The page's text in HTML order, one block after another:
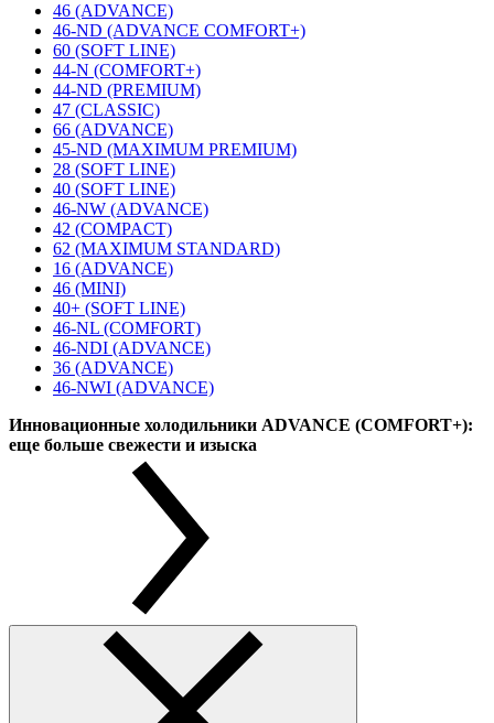
46 (ADVANCE)
46-ND (ADVANCE COMFORT+)
60 (SOFT LINE)
44-N (COMFORT+)
44-ND (PREMIUM)
47 (CLASSIC)
66 (ADVANCE)
45-ND (MAXIMUM PREMIUM)
28 (SOFT LINE)
40 (SOFT LINE)
46-NW (ADVANCE)
42 (COMPACT)
62 (MAXIMUM STANDARD)
16 (ADVANCE)
46 (MINI)
40+ (SOFT LINE)
46-NL (COMFORT)
46-NDI (ADVANCE)
36 (ADVANCE)
46-NWI (ADVANCE)
Инновационные холодильники ADVANCE (COMFORT+):
еще больше свежести и изыска